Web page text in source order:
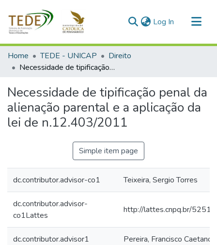
Log In (current)
Communities & Collections
All of DSpace
Home TEDE - UNICAP
Direito
Necessidade de tipificação penal da alienação parental e a aplicação da lei de n.12.403/2011
Necessidade de tipificação penal da
alienação parental e a aplicação da
lei de n.12.403/2011
Simple item page
dc.contributor.advisor-co1 Teixeira, Sergio Torres
dc.contributor.advisor-
co1Lattes
http://lattes.cnpq.br/
dc.contributor.advisor1 Pereira, Francisco Caetano